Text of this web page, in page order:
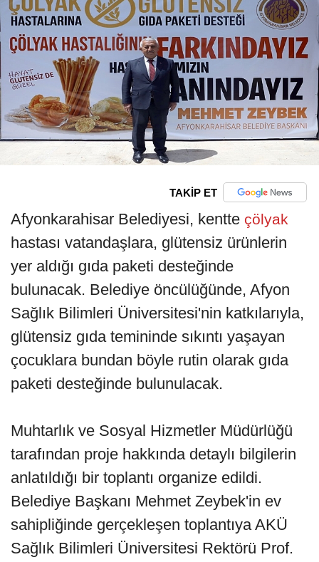
TAKİP ET
Afyonkarahisar Belediyesi, kentte çölyak
hastası vatandaşlara, glütensiz ürünlerin
yer aldığı gıda paketi desteğinde
bulunacak. Belediye öncülüğünde, Afyon
Sağlık Bilimleri Üniversitesi'nin katkılarıyla,
glütensiz gıda temininde sıkıntı yaşayan
çocuklara bundan böyle rutin olarak gıda
paketi desteğinde bulunulacak.
Muhtarlık ve Sosyal Hizmetler Müdürlüğü
tarafından proje hakkında detaylı bilgilerin
anlatıldığı bir toplantı organize edildi.
Belediye Başkanı Mehmet Zeybek'in ev
sahipliğinde gerçekleşen toplantıya AKÜ
Sağlık Bilimleri Üniversitesi Rektörü Prof.